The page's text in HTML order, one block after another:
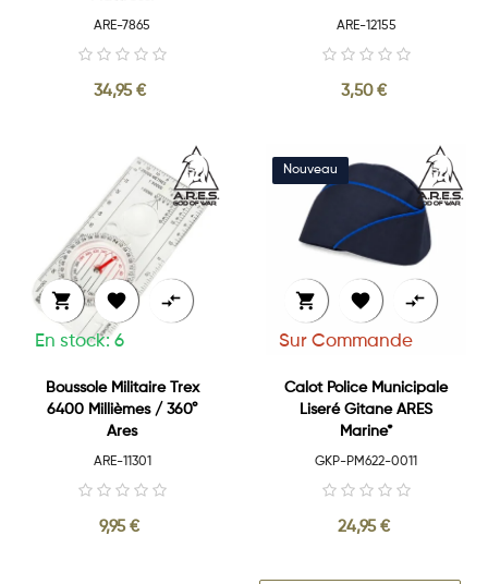
ARE-7865
34,95 €
ARE-12155
3,50 €
En stock: 6
  
Boussole Militaire Trex
6400 Millièmes / 360°
Ares
ARE-11301
9,95 €
Sur Commande
  
Calot Police Municipale
Liseré Gitane ARES
Marine*
GKP-PM622-0011
24,95 €